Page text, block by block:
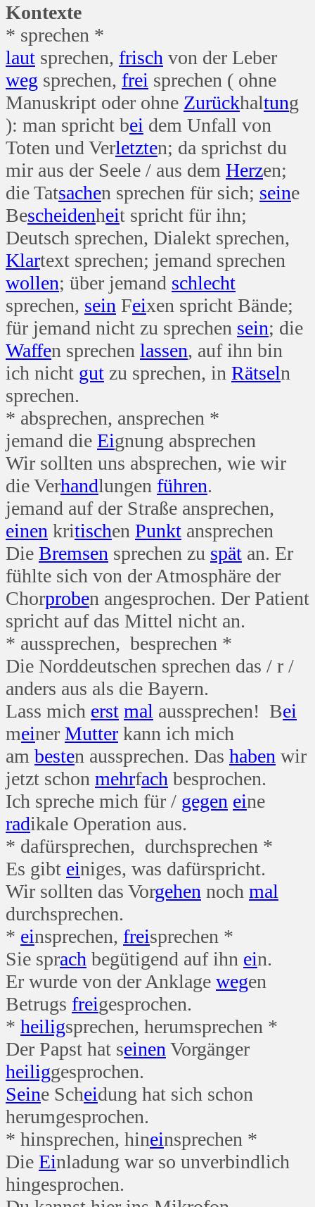
Kontexte
* sprechen *
laut sprechen, frisch von der Leber
weg sprechen, frei sprechen ( ohne
Manuskript oder ohne Zurückhaltung
): man spricht bei dem Unfall von
Toten und Verletzten; da sprichst du
mir aus der Seele / aus dem Herzen;
die Tatsachen sprechen für sich; seine
Bescheidenheit spricht für ihn;
Deutsch sprechen, Dialekt sprechen,
Klartext sprechen; jemand sprechen
wollen; über jemand schlecht
sprechen, sein Feixen spricht Bände;
für jemand nicht zu sprechen sein; die
Waffen sprechen lassen, auf ihn bin
ich nicht gut zu sprechen, in Rätseln
sprechen.
* absprechen, ansprechen *
jemand die Eignung absprechen
Wir sollten uns absprechen, wie wir
die Verhandlungen führen.
jemand auf der Straße ansprechen,
einen kritischen Punkt ansprechen
Die Bremsen sprechen zu spät an. Er
fühlte sich von der Atmosphäre der
Chorproben angesprochen. Der Patient
spricht auf das Mittel nicht an.
* aussprechen, besprechen *
Die Norddeutschen sprechen das / r /
anders aus als die Bayern.
Lass mich erst mal aussprechen! Bei
meiner Mutter kann ich mich
am besten aussprechen. Das haben wir
jetzt schon mehrfach besprochen.
Ich spreche mich für / gegen eine
radikale Operation aus.
* dafürsprechen, durchsprechen *
Es gibt einiges, was dafürspricht.
Wir sollten das Vorgehen noch mal
durchsprechen.
* einsprechen, freisprechen *
Sie sprach begütigend auf ihn ein.
Er wurde von der Anklage wegen
Betrugs freigesprochen.
* heiligsprechen, herumsprechen *
Der Papst hat seinen Vorgänger
heiliggesprochen.
Seine Scheidung hat sich schon
herumgesprochen.
* hinsprechen, hineinsprechen *
Die Einladung war so unverbindlich
hingesprochen.